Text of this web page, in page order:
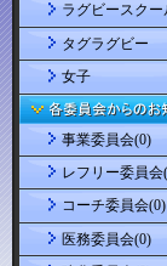
ラグビースクー
タグラグビー
女子
事業委員会(0)
レフリー委員会
コーチ委員会(0)
医務委員会(0)